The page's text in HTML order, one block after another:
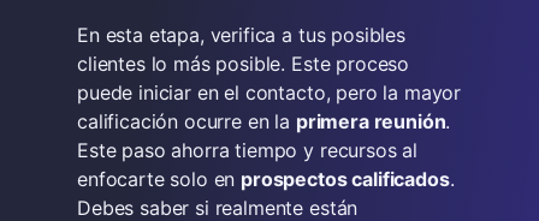
En esta etapa, verifica a tus posibles
clientes lo más posible. Este proceso
puede iniciar en el contacto, pero la mayor
calificación ocurre en la primera reunión.
Este paso ahorra tiempo y recursos al
enfocarte solo en prospectos calificados.
Debes saber si realmente están